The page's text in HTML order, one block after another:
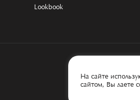
На сайте
сайтом, Вы даете
Lookbook